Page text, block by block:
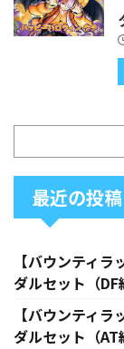
最近の投稿
【バウンティ
ダルセット（DF
【バウンティ
ダルセット（AT